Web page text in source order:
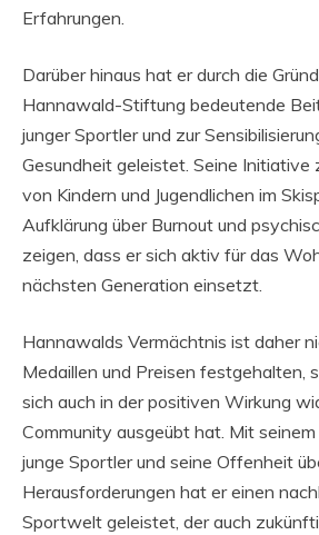
Erfahrungen.
Darüber hinaus hat er durch die
Hannawald-Stiftung bedeutende
junger Sportler und zur
Gesundheit geleistet. Seine Initiative
von Kindern und Jugendlichen im
Aufklärung über Burnout und
zeigen, dass er sich aktiv für das
nächsten Generation einsetzt.
Hannawalds Vermächtnis ist daher
Medaillen und Preisen festgehalten,
sich auch in der positiven Wirkung
Community ausgeübt hat. Mit
junge Sportler und seine Offenheit
Herausforderungen hat er einen
Sportwelt geleistet, der auch